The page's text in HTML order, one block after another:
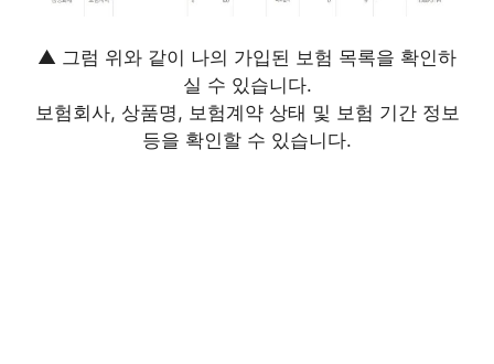
▲ 그럼 위와 같이 나의 가입된 보험 목록을 확인하
실 수 있습니다.
보험회사, 상품명, 보험계약 상태 및 보험 기간 정보
등을 확인할 수 있습니다.